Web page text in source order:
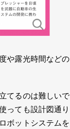
や露光時間などの
てるのは難しいで
っても設計図通り
ボットシステムを